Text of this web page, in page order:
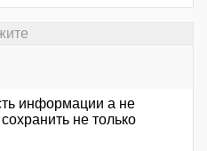
информации а не
не только